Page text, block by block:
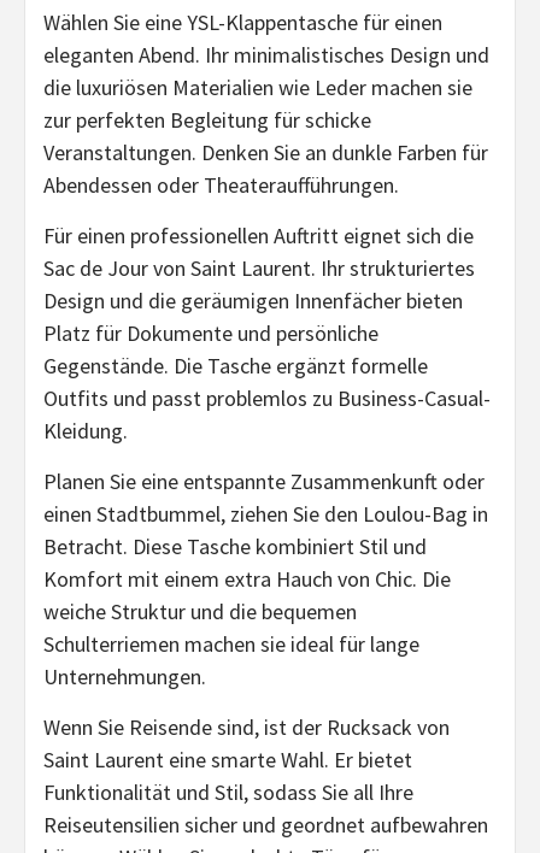
Wählen Sie eine YSL-Klappentasche für einen
eleganten Abend. Ihr minimalistisches Design und
die luxuriösen Materialien wie Leder machen sie
zur perfekten Begleitung für schicke
Veranstaltungen. Denken Sie an dunkle Farben für
Abendessen oder Theateraufführungen.
Für einen professionellen Auftritt eignet sich die
Sac de Jour von Saint Laurent. Ihr strukturiertes
Design und die geräumigen Innenfächer bieten
Platz für Dokumente und persönliche
Gegenstände. Die Tasche ergänzt formelle
Outfits und passt problemlos zu Business-Casual-
Kleidung.
Planen Sie eine entspannte Zusammenkunft oder
einen Stadtbummel, ziehen Sie den Loulou-Bag in
Betracht. Diese Tasche kombiniert Stil und
Komfort mit einem extra Hauch von Chic. Die
weiche Struktur und die bequemen
Schulterriemen machen sie ideal für lange
Unternehmungen.
Wenn Sie Reisende sind, ist der Rucksack von
Saint Laurent eine smarte Wahl. Er bietet
Funktionalität und Stil, sodass Sie all Ihre
Reiseutensilien sicher und geordnet aufbewahren